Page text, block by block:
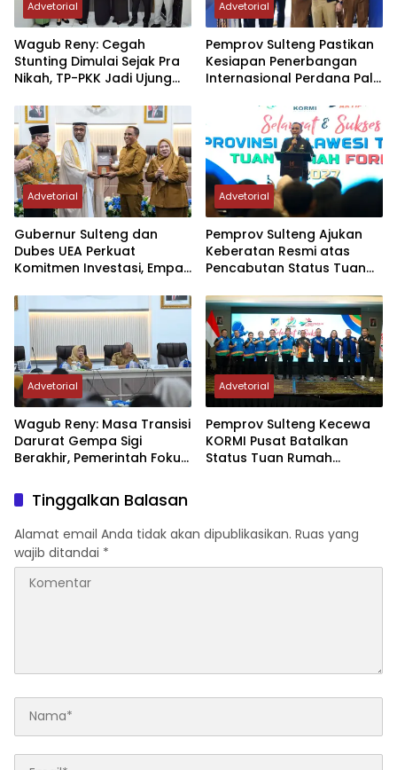
Advetorial
Wagub Reny: Cegah
Stunting Dimulai Sejak Pra
Nikah, TP-PKK Jadi Ujung
Advetorial
Pemprov Sulteng Pastikan
Kesiapan Penerbangan
Internasional Perdana Palu
Advetorial
Gubernur Sulteng dan
Dubes UEA Perkuat
Komitmen Investasi, Empat
Advetorial
Pemprov Sulteng Ajukan
Keberatan Resmi atas
Pencabutan Status Tuan
2027
Advetorial
Wagub Reny: Masa Transisi
Darurat Gempa Sigi
Berakhir, Pemerintah Fokus
Advetorial
Pemprov Sulteng Kecewa
KORMI Pusat Batalkan
Status Tuan Rumah
Tinggalkan Balasan
Alamat email Anda tidak akan dipublikasikan. Ruas yang
wajib ditandai *